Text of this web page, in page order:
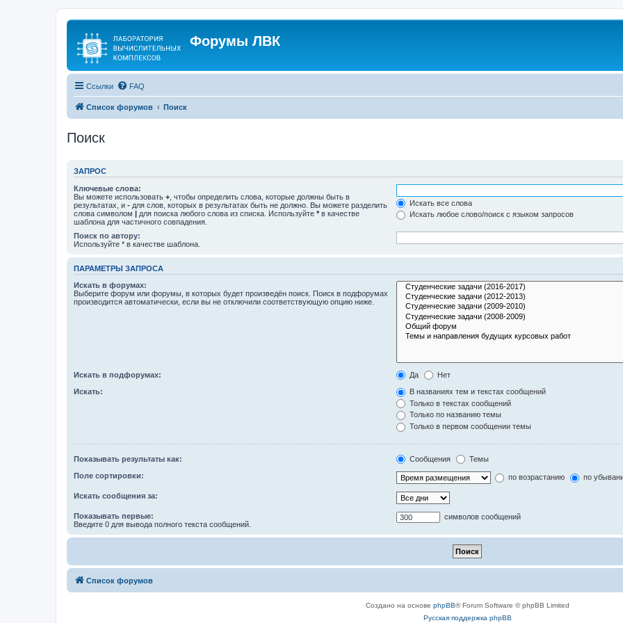
Форумы ЛВК
Ссылки FAQ
Список форумов Поиск
Поиск
ЗАПРОС
Ключевые слова:
Вы можете использовать + , чтобы определить слова, которые должны быть в
результатах, и - для слов, которых в результатах быть не должно. Вы можете разделить
слова символом | для поиска любого слова из списка. Используйте * в качестве
шаблона для частичного совпадения.
Искать все слова
Искать любое слово/поиск с языком запросов
Поиск по автору:
Используйте * в качестве шаблона.
ПАРАМЕТРЫ ЗАПРОСА
Искать в форумах:
Выберите форум или форумы, в которых будет произведён поиск. Поиск в подфорумах
производится автоматически, если вы не отключили соответствующую опцию ниже.
Искать в подфорумах: Да Нет
Искать:
В названиях тем и текстах сообщений
Только в текстах сообщений
Только по названию темы
Только в первом сообщении темы
Показывать результаты как: Сообщения Темы
Поле сортировки: по возрастанию по
Искать сообщения за:
Показывать первые:
Введите 0 для вывода полного текста сообщений.
символов сообщений
Список форумов
Создано на основе phpBB® Forum Software © phpBB Limited
Русская поддержка phpBB